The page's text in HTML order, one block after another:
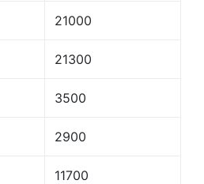
21000
21300
3500
2900
11700